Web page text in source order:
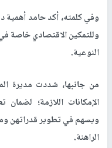
وفي كلمته، أكد حامد أهمية
وللتمكين الاقتصادي خاصة
النوعية.
من جانبها، شددت مديرة
الإمكانات اللازمة؛
ويسهم في تطوير قدراتهن
الراهنة.